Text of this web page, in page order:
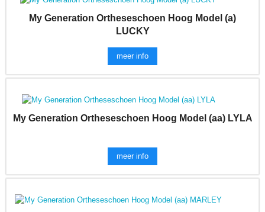
My Generation Ortheseschoen Hoog Model (a)
LUCKY
meer info
My Generation Ortheseschoen Hoog Model (aa) LYLA
meer info